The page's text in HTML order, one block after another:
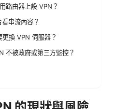
路由器上設 VPN？
串流內容？
換 VPN 伺服器？
不被政府或第三方監控？